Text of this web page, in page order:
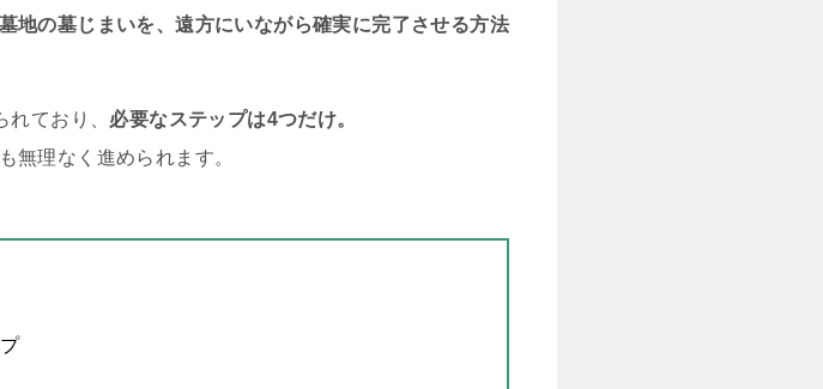
地の墓じまいを、遠方にいながら確実に完了させる方法
ており、 必要なステップは4つだけ。
無理なく進められます。